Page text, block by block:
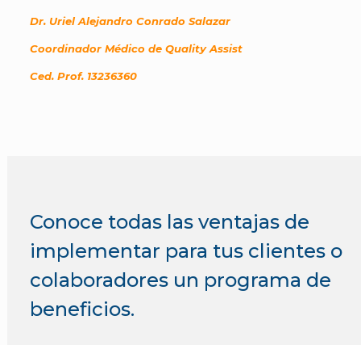
Dr. Uriel Alejandro Conrado Salazar
Coordinador Médico de Quality Assist
Ced. Prof. 13236360
Conoce todas las ventajas de
implementar para tus clientes o
colaboradores un programa de
beneficios.